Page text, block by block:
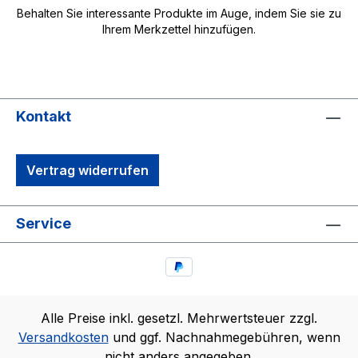
Behalten Sie interessante Produkte im Auge, indem Sie sie zu
Ihrem Merkzettel hinzufügen.
Kontakt
Vertrag widerrufen
Service
Alle Preise inkl. gesetzl. Mehrwertsteuer zzgl.
Versandkostenund ggf. Nachnahmegebühren, wenn